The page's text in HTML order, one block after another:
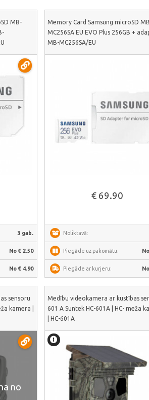
MB-
3 gab.
No € 2.50
No € 4.90
Memory Card Samsung microSD
MC256SA EU EVO Plus 256GB +
MB-MC256SA/EU
€ 69.90
Noliktavā:
Piegāde uz pakomātu:
Piegāde ar kurjeru:
sensoru
kamera |
no
Medību videokamera ar kustības
601 A Suntek HC-601A | HC- meža
| HC-601A